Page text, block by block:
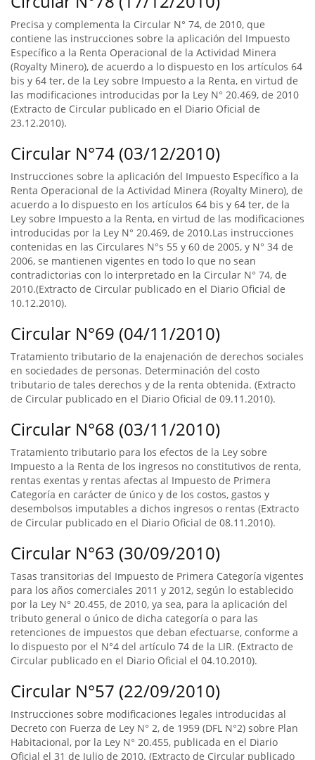
Precisa y complementa la Circular N° 74, de 2010, que
contiene las instrucciones sobre la aplicación del Impuesto
Específico a la Renta Operacional de la Actividad Minera
(Royalty Minero), de acuerdo a lo dispuesto en los artículos 64
bis y 64 ter, de la Ley sobre Impuesto a la Renta, en virtud de
las modificaciones introducidas por la Ley N° 20.469, de 2010
(Extracto de Circular publicado en el Diario Oficial de
23.12.2010).
Circular N°74 (03/12/2010)
Instrucciones sobre la aplicación del Impuesto Específico a la
Renta Operacional de la Actividad Minera (Royalty Minero), de
acuerdo a lo dispuesto en los artículos 64 bis y 64 ter, de la
Ley sobre Impuesto a la Renta, en virtud de las modificaciones
introducidas por la Ley N° 20.469, de 2010.Las instrucciones
contenidas en las Circulares N°s 55 y 60 de 2005, y N° 34 de
2006, se mantienen vigentes en todo lo que no sean
contradictorias con lo interpretado en la Circular N° 74, de
2010.(Extracto de Circular publicado en el Diario Oficial de
10.12.2010).
Circular N°69 (04/11/2010)
Tratamiento tributario de la enajenación de derechos sociales
en sociedades de personas. Determinación del costo
tributario de tales derechos y de la renta obtenida. (Extracto
de Circular publicado en el Diario Oficial de 09.11.2010).
Circular N°68 (03/11/2010)
Tratamiento tributario para los efectos de la Ley sobre
Impuesto a la Renta de los ingresos no constitutivos de renta,
rentas exentas y rentas afectas al Impuesto de Primera
Categoría en carácter de único y de los costos, gastos y
desembolsos imputables a dichos ingresos o rentas (Extracto
de Circular publicado en el Diario Oficial de 08.11.2010).
Circular N°63 (30/09/2010)
Tasas transitorias del Impuesto de Primera Categoría vigentes
para los años comerciales 2011 y 2012, según lo establecido
por la Ley N° 20.455, de 2010, ya sea, para la aplicación del
tributo general o único de dicha categoría o para las
retenciones de impuestos que deban efectuarse, conforme a
lo dispuesto por el N°4 del artículo 74 de la LIR. (Extracto de
Circular publicado en el Diario Oficial el 04.10.2010).
Circular N°57 (22/09/2010)
Instrucciones sobre modificaciones legales introducidas al
Decreto con Fuerza de Ley N° 2, de 1959 (DFL N°2) sobre Plan
Habitacional, por la Ley N° 20.455, publicada en el Diario
Oficial el 31 de Julio de 2010. (Extracto de Circular publicado